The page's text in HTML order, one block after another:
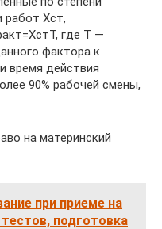
работ Хст,
где Т —
фактора к
время действия
90% рабочей смены,
на материнский
при приеме на
подготовка